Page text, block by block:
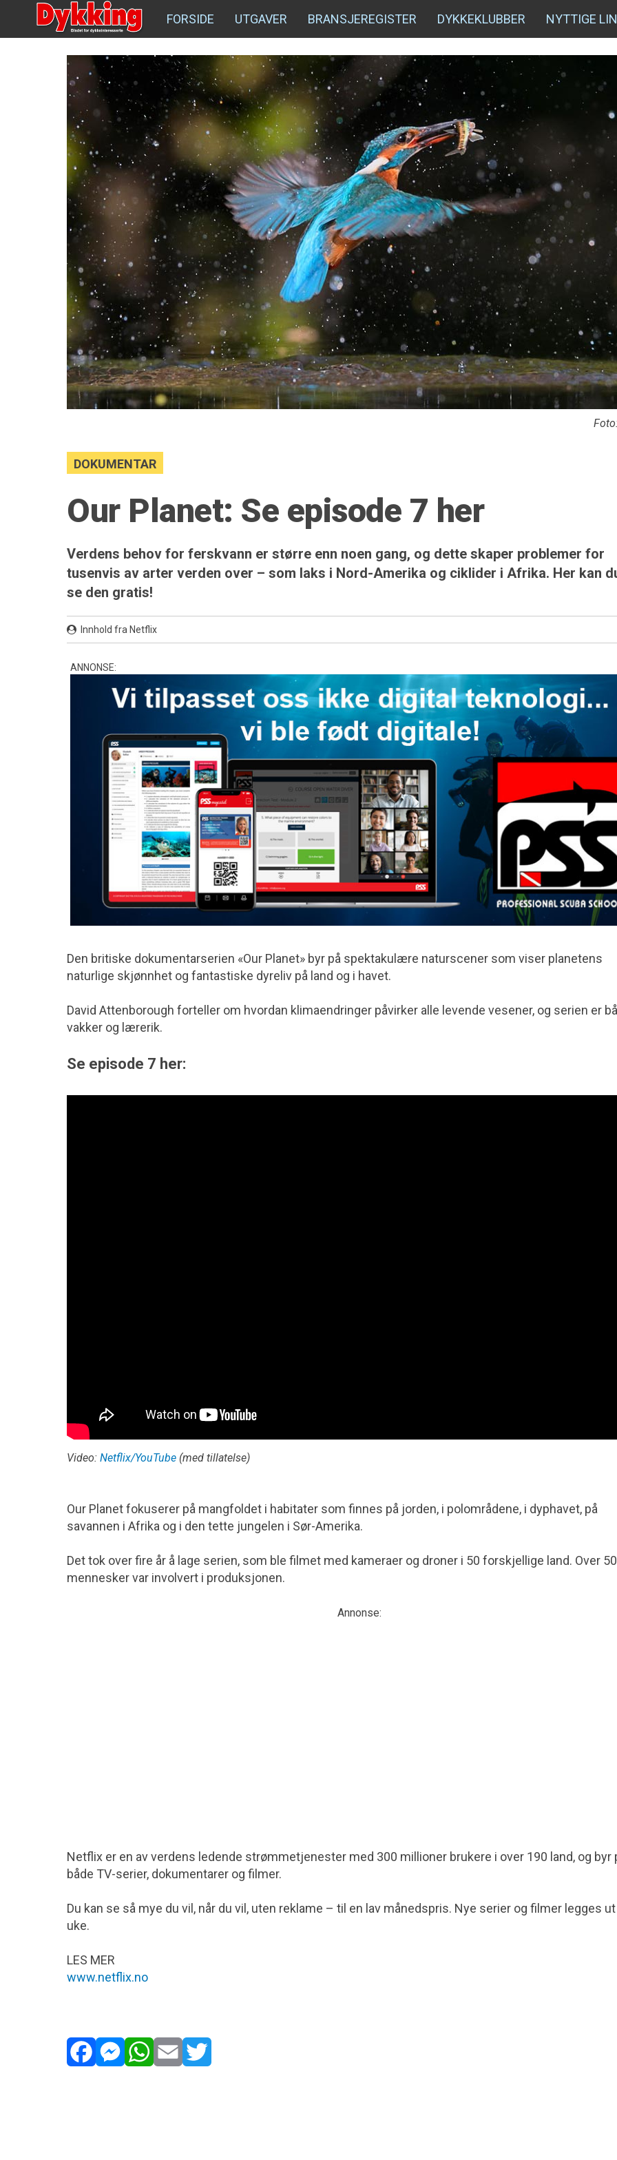
FORSIDE UTGAVER BRANSJEREGISTER DYKKEKLUBBER NYTTIGE
DOKUMENTAR
Our Planet: Se episode 7 her
Verdens behov for ferskvann er større enn noen gang, og dette skaper problemer for
tusenvis av arter verden over – som laks i Nord-Amerika og ciklider i Afrika. Her kan
se den gratis!
Innhold fra Netflix
ANNONSE:
Den britiske dokumentarserien «Our Planet» byr på spektakulære naturscener som viser planetens
naturlige skjønnhet og fantastiske dyreliv på land og i havet.
David Attenborough forteller om hvordan klimaendringer påvirker alle levende vesener, og serien er
vakker og lærerik.
Se episode 7 her:
Video: Netflix/YouTube (med tillatelse)
Our Planet fokuserer på mangfoldet i habitater som finnes på jorden, i polområdene, i dyphavet, på
savannen i Afrika og i den tette jungelen i Sør-Amerika.
Det tok over fire år å lage serien, som ble filmet med kameraer og droner i 50 forskjellige land. Over
mennesker var involvert i produksjonen.
Annonse:
Netflix er en av verdens ledende strømmetjenester med 300 millioner brukere i over 190 land, og byr
både TV-serier, dokumentarer og filmer.
Du kan se så mye du vil, når du vil, uten reklame – til en lav månedspris. Nye serier og filmer legges
uke.
LES MER
www.netflix.no